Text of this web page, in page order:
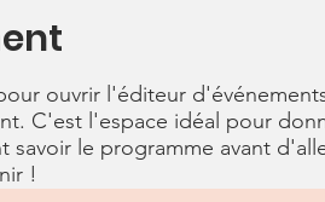
ouvrir l'éditeur
C'est l'espace idéal pour
savoir le programme avant
!